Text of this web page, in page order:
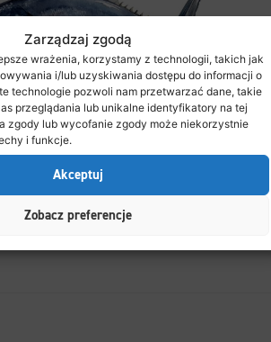
Zarządzaj zgodą
wrażenia, korzystamy z technologii, takich jak
i/lub uzyskiwania dostępu do informacji o
technologie pozwoli nam przetwarzać dane, takie
przeglądania lub unikalne identyfikatory na tej
zgody lub wycofanie zgody może niekorzystnie
i funkcje.
Akceptuj
Zobacz preferencje